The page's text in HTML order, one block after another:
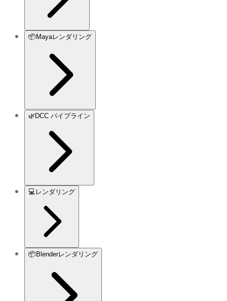
📦 Mayaレンダリング
🌿DCC パイプライン
💻 レンダリング
📦 Blenderレンダリング